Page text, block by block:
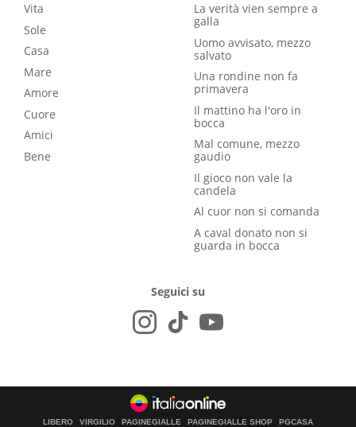
Vita
Sole
Casa
Mare
Amore
Cuore
Amici
Bene
La verità vien sempre a
galla
Uomo avvisato, mezzo
salvato
Una rondine non fa
primavera
Il mattino ha l'oro in
bocca
Mal comune, mezzo
gaudio
Il gioco non vale la
candela
Al cuor non si comanda
A caval donato non si
guarda in bocca
Seguici su
LIBERO VIRGILIO PAGINEGIALLE PAGINEGIALLE SHOP PGCASA